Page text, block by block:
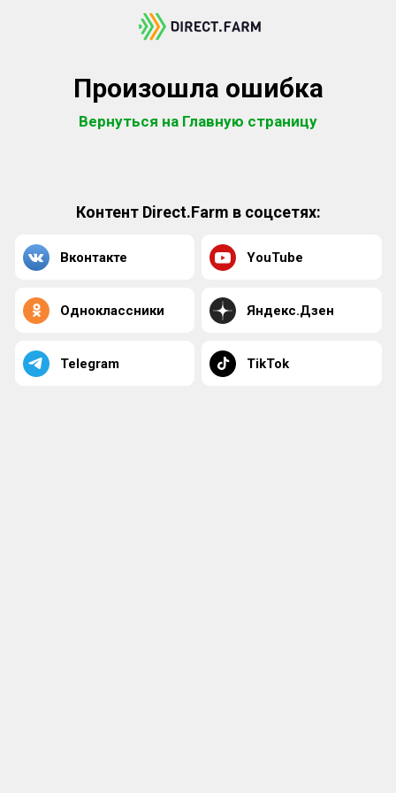
Произошла ошибка
Вернуться на Главную страницу
Контент Direct.Farm в соцсетях:
Вконтакте YouTube
Одноклассники Яндекс.Дзен
Telegram TikTok